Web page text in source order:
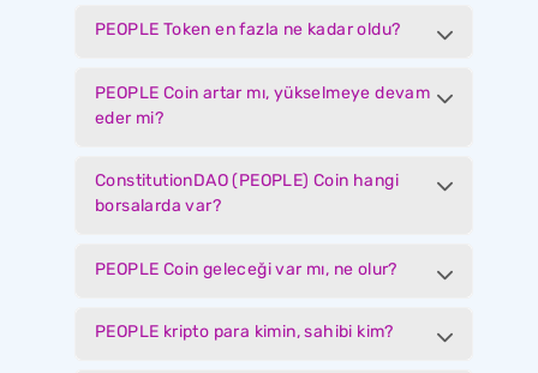
PEOPLE Token en fazla ne kadar oldu?
PEOPLE Coin artar mı, yükselmeye devam
eder mi?
ConstitutionDAO (PEOPLE) Coin hangi
borsalarda var?
PEOPLE Coin geleceği var mı, ne olur?
PEOPLE kripto para kimin, sahibi kim?